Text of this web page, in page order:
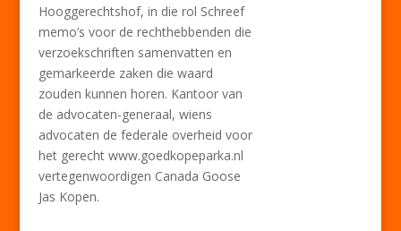
Hooggerechtshof, in die rol Schreef
memo’s voor de rechthebbenden die
verzoekschriften samenvatten en
gemarkeerde zaken die waard
zouden kunnen horen. Kantoor van
de advocaten-generaal, wiens
advocaten de federale overheid voor
het gerecht www.goedkopeparka.nl
vertegenwoordigen Canada Goose
Jas Kopen.